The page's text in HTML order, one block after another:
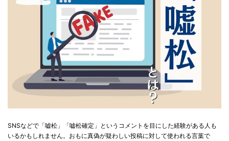
SNSなどで「嘘松」「嘘松確定」というコメントを目にした経験がある人も
いるかもしれません。おもに真偽が疑わしい投稿に対して使われる言葉で